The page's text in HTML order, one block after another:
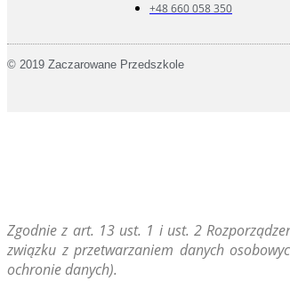
+48 660 058 350
© 2019 Zaczarowane Przedszkole
Zgodnie z art. 13 ust. 1 i ust. 2
związku z przetwarzaniem danych
ochronie danych).